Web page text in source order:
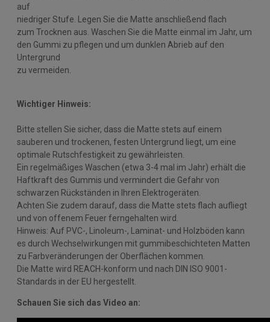
auf
niedriger Stufe. Legen Sie die Matte anschließend flach
zum Trocknen aus. Waschen Sie die Matte einmal im Jahr, um
den Gummi zu pflegen und um dunklen Abrieb auf den
Untergrund
zu vermeiden.
Wichtiger Hinweis:
Bitte stellen Sie sicher, dass die Matte stets auf einem
sauberen und trockenen, festen Untergrund liegt, um eine
optimale Rutschfestigkeit zu gewährleisten.
Ein regelmäßiges Waschen (etwa 3-4 mal im Jahr) erhält die
Haftkraft des Gummis und vermindert die Gefahr von
schwarzen Rückständen in Ihren Elektrogeräten.
Achten Sie zudem darauf, dass die Matte stets flach aufliegt
und von offenem Feuer ferngehalten wird.
Hinweis: Auf PVC-, Linoleum-, Laminat- und Holzböden kann
es durch Wechselwirkungen mit gummibeschichteten Matten
zu Farbveränderungen der Oberflächen kommen.
Die Matte wird REACH-konform und nach DIN ISO 9001-
Standards in der EU hergestellt.
Schauen Sie sich das Video an: